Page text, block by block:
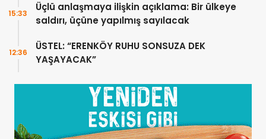
Üçlü anlaşmaya ilişkin açıklama: Bir ülkeye
saldırı, üçüne yapılmış sayılacak
15:33
ÜSTEL: “ERENKÖY RUHU SONSUZA DEK
YAŞAYACAK”
12:36